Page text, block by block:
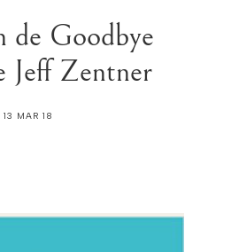
de Goodbye
Jeff Zentner
13 MAR 18